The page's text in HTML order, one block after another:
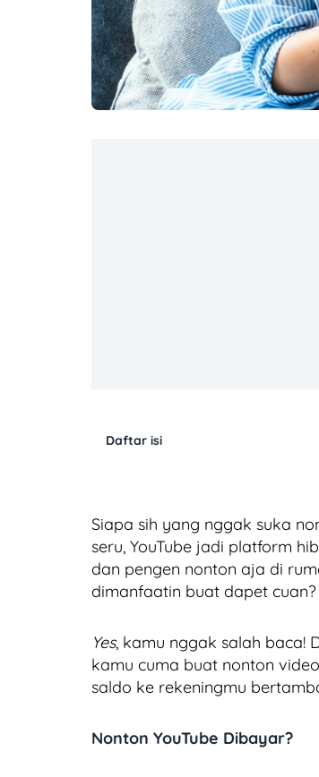
Daftar isi
Siapa sih yang nggak suka
seru, YouTube jadi platform
dan pengen nonton aja di
dimanfaatin buat dapet cuan?
Yes, kamu nggak salah baca!
kamu cuma buat nonton
saldo ke rekeningmu
Nonton YouTube Dibayar?